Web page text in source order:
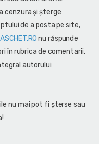
cenzura și şterge
de a posta pe site,
nu răspunde
în rubrica de comentarii,
autorului
nu mai pot fi șterse sau